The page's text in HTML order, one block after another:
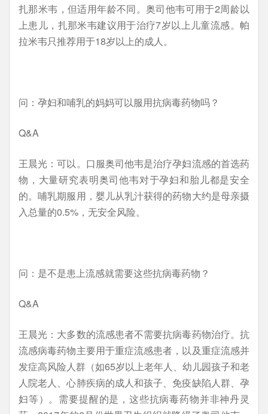
扎那米韦，但适用年龄不同。奥司他韦可用于2周龄以
上患儿，扎那米韦建议用于治疗7岁以上儿童流感。帕
拉米韦只推荐用于18岁以上的成人。
问：孕妇和哺乳的妈妈可以服用抗病毒药物吗？
Q&A
王晨光：可以。口服奥司他韦是治疗孕妇流感的首选药
物，大量研究表明奥司他韦对于孕妇和胎儿都是安全
的。哺乳期服用，婴儿从乳汁获得的药物大约是母亲摄
入总量的0.5%，无安全风险。
问：是不是患上流感就需要这些抗病毒药物？
Q&A
王晨光：大多数的流感患者不需要抗病毒药物治疗。抗
流感病毒药物主要用于重症流感患者，以及重症流感并
发症高风险人群（如65岁以上老年人、幼儿园孩子和老
人院老人、心肺疾病的成人和孩子、免疫缺陷人群、孕
妇等）。需要提醒的是，这些抗病毒药物并非神丹灵